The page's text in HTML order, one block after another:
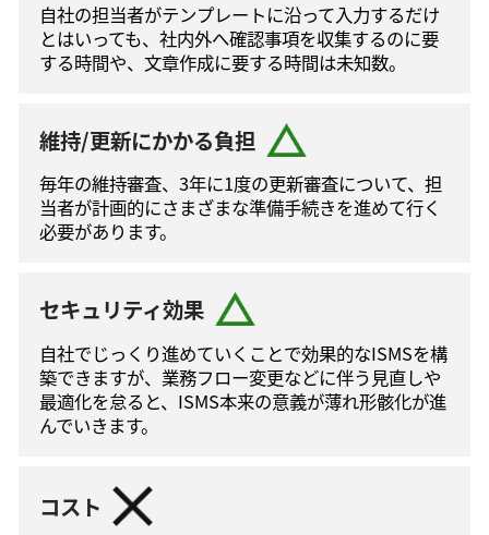
自社の担当者がテンプレートに沿って⼊⼒するだけ
とはいっても、社内外へ確認事項を収集するのに要
する時間や、文章作成に要する時間は未知数。
維持/更新にかかる負担
毎年の維持審査、3年に1度の更新審査について、担
当者が計画的にさまざまな準備手続きを進めて⾏く
必要があります。
セキュリティ効果
自社でじっくり進めていくことで効果的なISMSを構
築できますが、業務フロー変更などに伴う⾒直しや
最適化を怠ると、ISMS本来の意義が薄れ形骸化が進
んでいきます。
コスト